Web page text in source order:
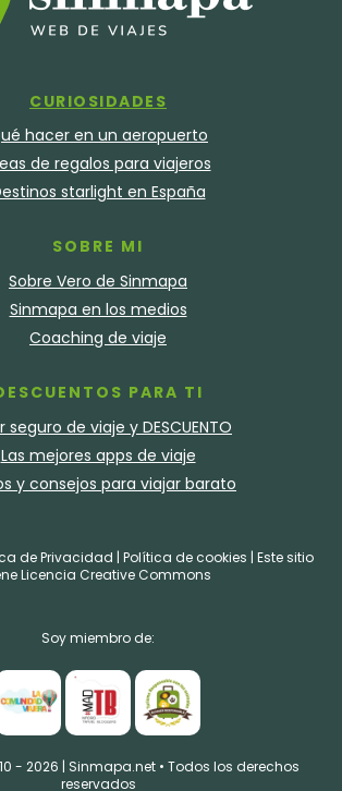
CURIOSIDADES
hacer en un aeropuerto
de regalos para viajeros
starlight en España
SOBRE MI
Sobre Vero de Sinmapa
Sinmapa en los medios
Coaching de viaje
PARA TI
seguro de viaje y DESCUENTO
Las mejores apps de viaje
y consejos para viajar barato
de Privacidad | Política de cookies | Este sitio
Licencia Creative Commons
Soy miembro de:
- 2026 | Sinmapa.net• Todos los derechos
reservados